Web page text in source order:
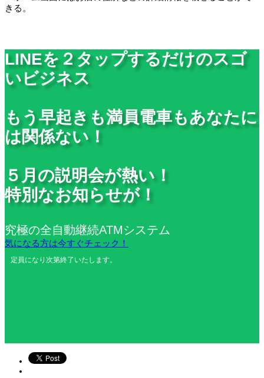
きる。
LINEを２タップするだけのスゴ
いビジネス
もう早起きも満員電車もあなたに
は関係ない！
５月の説明会が熱い！
特別なお知らせが！
究極の全自動継続ATMシステム
気になる方は今すぐチェック！
定員になり次第終了いたします。